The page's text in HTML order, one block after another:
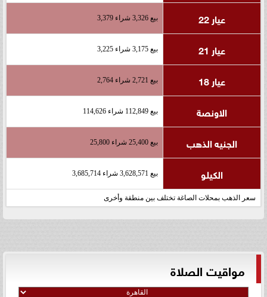
عيار 22 بيع 3,326 شراء 3,379
عيار 21 بيع 3,175 شراء 3,225
عيار 18 بيع 2,721 شراء 2,764
الاونصة بيع 112,849 شراء 114,626
الجنيه الذهب بيع 25,400 شراء 25,800
الكيلو بيع 3,628,571 شراء 3,685,714
سعر الذهب بمحلات الصاغة تختلف بين منطقة وأخرى
مواقيت الصلاة